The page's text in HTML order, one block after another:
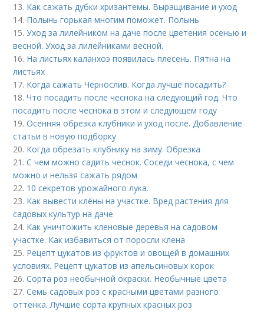
13. Как сажать дубки хризантемы. Выращивание и уход
14. Полынь горькая многим поможет. Полынь
15.Уход за лилейником на даче после цветения осенью и
весной. Уход за лилейниками весной.
16. На листьях каланхоэ появилась плесень. Пятна на
листьях
17. Когда сажать Чернослив. Когда лучше посадить?
18.Что посадить после чеснока на следующий год. Что
посадить после чеснока в этом и следующем году
19.Осенняя обрезка клубники и уход после. Добавление
статьи в новую подборку
20. Когда обрезать клубнику на зиму. Обрезка
21.С чем можно садить чеснок. Соседи чеснока, с чем
можно и нельзя сажать рядом
22. 10 секретов урожайного лука.
23. Как вывести клёны на участке. Вред растения для
садовых культур на даче
24. Как уничтожить кленовые деревья на садовом
участке. Как избавиться от поросли клена
25. Рецепт цукатов из фруктов и овощей в домашних
условиях. Рецепт цукатов из апельсиновых корок
26.Сорта роз необычной окраски. Необычные цвета
27.Семь садовых роз с красными цветами разного
оттенка. Лучшие сорта крупных красных роз